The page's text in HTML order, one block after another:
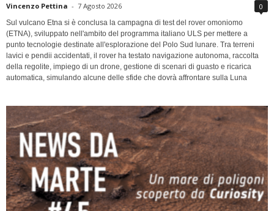
Vincenzo Pettina - 7 Agosto 2026 0
Sul vulcano Etna si è conclusa la campagna di test del rover omoniomo
(ETNA), sviluppato nell'ambito del programma italiano ULS per mettere a
punto tecnologie destinate all'esplorazione del Polo Sud lunare. Tra terreni
lavici e pendii accidentati, il rover ha testato navigazione autonoma, raccolta
della regolite, impiego di un drone, gestione di scenari di guasto e ricarica
automatica, simulando alcune delle sfide che dovrà affrontare sulla Luna